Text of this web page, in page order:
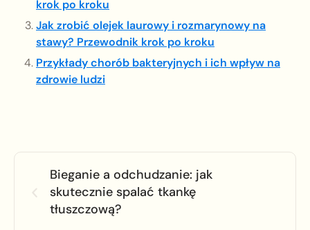
krok po kroku
Jak zrobić olejek laurowy i rozmarynowy na
stawy? Przewodnik krok po kroku
Przykłady chorób bakteryjnych i ich wpływ na
zdrowie ludzi
Bieganie a odchudzanie: jak
skutecznie spalać tkankę
tłuszczową?